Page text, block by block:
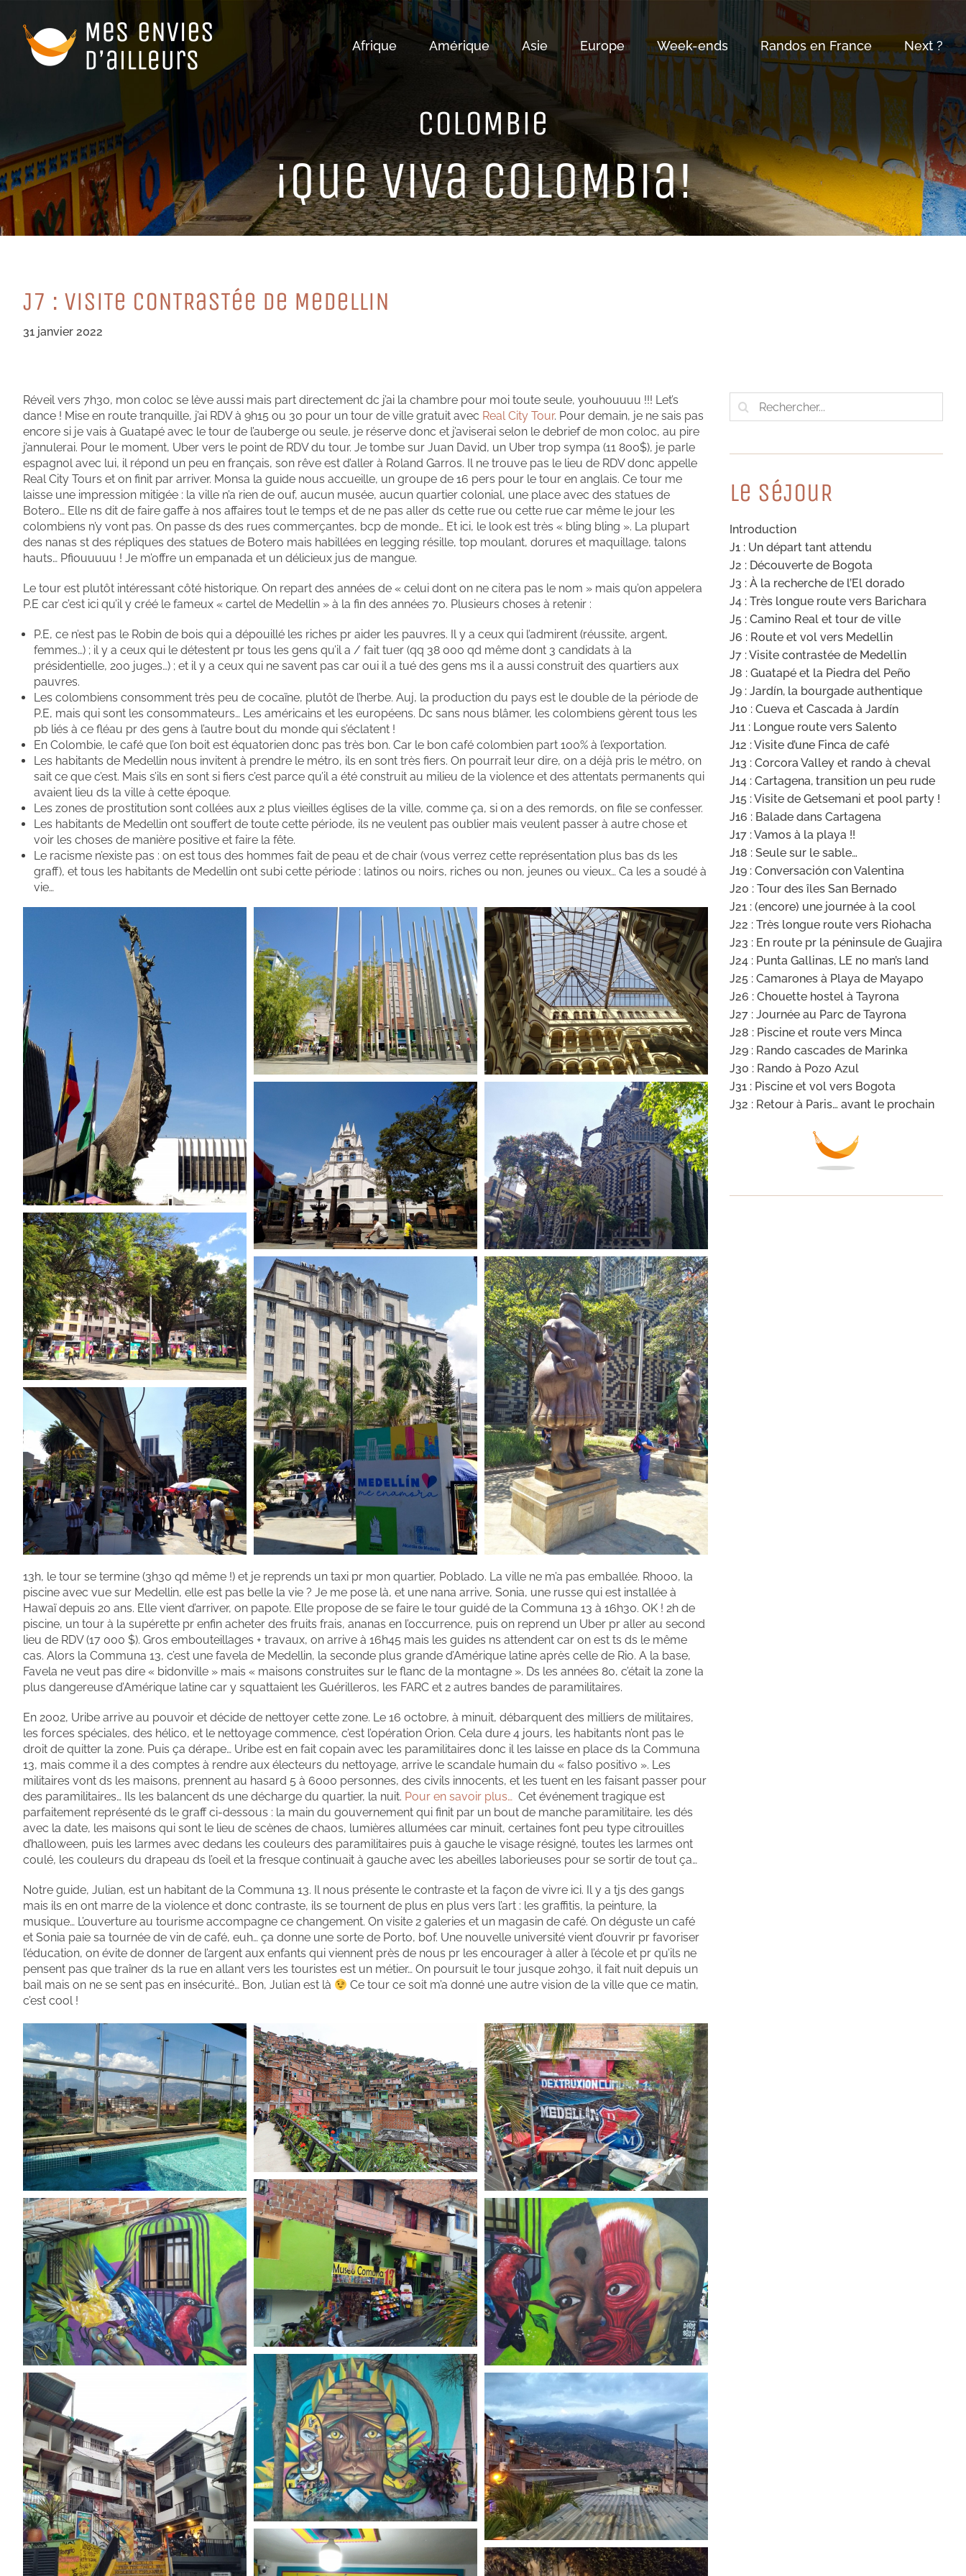
contenu
Afrique Amérique Asie Europe Week-ends Randos en France Next ?
CoLoMBie
¡Que ViVa CoLoMBia!
J7 : ViSiTe CoNTRaSTée De MeDeLLiN
31 janvier 2022
Réveil vers 7h30, mon coloc se lève aussi mais part directement dc j’ai la chambre pour moi toute seule, youhouuuu !!! Let’s
dance ! Mise en route tranquille, j’ai RDV à 9h15 ou 30 pour un tour de ville gratuit avec Real City Tour. Pour demain, je ne sais pas
encore si je vais à Guatapé avec le tour de l’auberge ou seule, je réserve donc et j’aviserai selon le debrief de mon coloc, au pire
j’annulerai. Pour le moment, Uber vers le point de RDV du tour. Je tombe sur Juan David, un Uber trop sympa (11 800$), je parle
espagnol avec lui, il répond un peu en français, son rêve est d’aller à Roland Garros. Il ne trouve pas le lieu de RDV donc appelle
Real City Tours et on finit par arriver. Monsa la guide nous accueille, un groupe de 16 pers pour le tour en anglais. Ce tour me
laisse une impression mitigée : la ville n’a rien de ouf, aucun musée, aucun quartier colonial, une place avec des statues de
Botero… Elle ns dit de faire gaffe à nos affaires tout le temps et de ne pas aller ds cette rue ou cette rue car même le jour les
colombiens n’y vont pas. On passe ds des rues commerçantes, bcp de monde… Et ici, le look est très « bling bling ». La plupart
des nanas st des répliques des statues de Botero mais habillées en legging résille, top moulant, dorures et maquillage, talons
hauts… Pfiouuuuu ! Je m’offre un empanada et un délicieux jus de mangue.
Le tour est plutôt intéressant côté historique. On repart des années de « celui dont on ne citera pas le nom » mais qu’on appelera
P.E car c’est ici qu’il y créé le fameux « cartel de Medellin » à la fin des années 70. Plusieurs choses à retenir :
P.E, ce n’est pas le Robin de bois qui a dépouillé les riches pr aider les pauvres. Il y a ceux qui l’admirent (réussite, argent,
femmes…) ; il y a ceux qui le détestent pr tous les gens qu’il a / fait tuer (qq 38 000 qd même dont 3 candidats à la
présidentielle, 200 juges…) ; et il y a ceux qui ne savent pas car oui il a tué des gens ms il a aussi construit des quartiers aux
pauvres.
Les colombiens consomment très peu de cocaïne, plutôt de l’herbe. Auj, la production du pays est le double de la période de
P.E, mais qui sont les consommateurs… Les américains et les européens. Dc sans nous blâmer, les colombiens gèrent tous les
pb liés à ce fléau pr des gens à l’autre bout du monde qui s’éclatent !
En Colombie, le café que l’on boit est équatorien donc pas très bon. Car le bon café colombien part 100% à l’exportation.
Les habitants de Medellin nous invitent à prendre le métro, ils en sont très fiers. On pourrait leur dire, on a déjà pris le métro, on
sait ce que c’est. Mais s’ils en sont si fiers c’est parce qu’il a été construit au milieu de la violence et des attentats permanents qui
avaient lieu ds la ville à cette époque.
Les zones de prostitution sont collées aux 2 plus vieilles églises de la ville, comme ça, si on a des remords, on file se confesser.
Les habitants de Medellin ont souffert de toute cette période, ils ne veulent pas oublier mais veulent passer à autre chose et
voir les choses de manière positive et faire la fête.
Le racisme n’existe pas : on est tous des hommes fait de peau et de chair (vous verrez cette représentation plus bas ds les
graff), et tous les habitants de Medellin ont subi cette période : latinos ou noirs, riches ou non, jeunes ou vieux… Ca les a soudé à
vie…
13h, le tour se termine (3h30 qd même !) et je reprends un taxi pr mon quartier, Poblado. La ville ne m’a pas emballée. Rhooo, la
piscine avec vue sur Medellin, elle est pas belle la vie ? Je me pose là, et une nana arrive, Sonia, une russe qui est installée à
Hawaï depuis 20 ans. Elle vient d’arriver, on papote. Elle propose de se faire le tour guidé de la Communa 13 à 16h30. OK ! 2h de
piscine, un tour à la supérette pr enfin acheter des fruits frais, ananas en l’occurrence, puis on reprend un Uber pr aller au second
lieu de RDV (17 000 $). Gros embouteillages + travaux, on arrive à 16h45 mais les guides ns attendent car on est ts ds le même
cas. Alors la Communa 13, c’est une favela de Medellin, la seconde plus grande d’Amérique latine après celle de Rio. A la base,
Favela ne veut pas dire « bidonville » mais « maisons construites sur le flanc de la montagne ». Ds les années 80, c’était la zone la
plus dangereuse d’Amérique latine car y squattaient les Guérilleros, les FARC et 2 autres bandes de paramilitaires.
En 2002, Uribe arrive au pouvoir et décide de nettoyer cette zone. Le 16 octobre, à minuit, débarquent des milliers de militaires,
les forces spéciales, des hélico, et le nettoyage commence, c’est l’opération Orion. Cela dure 4 jours, les habitants n’ont pas le
droit de quitter la zone. Puis ça dérape… Uribe est en fait copain avec les paramilitaires donc il les laisse en place ds la Communa
13, mais comme il a des comptes à rendre aux électeurs du nettoyage, arrive le scandale humain du « falso positivo ». Les
militaires vont ds les maisons, prennent au hasard 5 à 6000 personnes, des civils innocents, et les tuent en les faisant passer pour
des paramilitaires… Ils les balancent ds une décharge du quartier, la nuit. Pour en savoir plus… Cet événement tragique est
parfaitement représenté ds le graff ci-dessous : la main du gouvernement qui finit par un bout de manche paramilitaire, les dés
avec la date, les maisons qui sont le lieu de scènes de chaos, lumières allumées car minuit, certaines font peu type citrouilles
d’halloween, puis les larmes avec dedans les couleurs des paramilitaires puis à gauche le visage résigné, toutes les larmes ont
coulé, les couleurs du drapeau ds l’oeil et la fresque continuait à gauche avec les abeilles laborieuses pour se sortir de tout ça…
Notre guide, Julian, est un habitant de la Communa 13. Il nous présente le contraste et la façon de vivre ici. Il y a tjs des gangs
mais ils en ont marre de la violence et donc contraste, ils se tournent de plus en plus vers l’art : les graffitis, la peinture, la
musique… L’ouverture au tourisme accompagne ce changement. On visite 2 galeries et un magasin de café. On déguste un café
et Sonia paie sa tournée de vin de café, euh… ça donne une sorte de Porto, bof. Une nouvelle université vient d’ouvrir pr favoriser
l’éducation, on évite de donner de l’argent aux enfants qui viennent près de nous pr les encourager à aller à l’école et pr qu’ils ne
pensent pas que traîner ds la rue en allant vers les touristes est un métier… On poursuit le tour jusque 20h30, il fait nuit depuis un
bail mais on ne se sent pas en insécurité… Bon, Julian est là
Ce tour ce soit m’a donné une autre vision de la ville que ce matin,
c’est cool !
Rechercher:
Le SéJouR
Introduction
J1 : Un départ tant attendu
J2 : Découverte de Bogota
J3 : À la recherche de l’El dorado
J4 : Très longue route vers Barichara
J5 : Camino Real et tour de ville
J6 : Route et vol vers Medellin
J7 : Visite contrastée de Medellin
J8 : Guatapé et la Piedra del Peño
J9 : Jardín, la bourgade authentique
J10 : Cueva et Cascada à Jardín
J11 : Longue route vers Salento
J12 : Visite d’une Finca de café
J13 : Corcora Valley et rando à cheval
J14 : Cartagena, transition un peu rude
J15 : Visite de Getsemani et pool party !
J16 : Balade dans Cartagena
J17 : Vamos à la playa !!
J18 : Seule sur le sable…
J19 : Conversación con Valentina
J20 : Tour des îles San Bernado
J21 : (encore) une journée à la cool
J22 : Très longue route vers Riohacha
J23 : En route pr la péninsule de Guajira
J24 : Punta Gallinas, LE no man’s land
J25 : Camarones à Playa de Mayapo
J26 : Chouette hostel à Tayrona
J27 : Journée au Parc de Tayrona
J28 : Piscine et route vers Minca
J29 : Rando cascades de Marinka
J30 : Rando à Pozo Azul
J31 : Piscine et vol vers Bogota
J32 : Retour à Paris… avant le prochain